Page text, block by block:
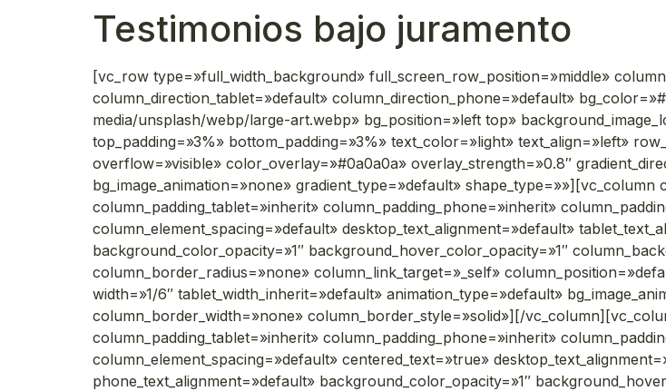
Testimonios bajo juramento
[vc_row type=»full_width_background» full_screen_row_position=»middle»
column_direction_tablet=»default» column_direction_phone=»default»
media/unsplash/webp/large-art.webp» bg_position=»left top»
top_padding=»3%» bottom_padding=»3%» text_color=»light» text_align=»left»
overflow=»visible» color_overlay=»#0a0a0a» overlay_strength=»0.8″
bg_image_animation=»none» gradient_type=»default»
column_padding_tablet=»inherit» column_padding_phone=»inherit»
column_element_spacing=»default» desktop_text_alignment=»default»
background_color_opacity=»1″ background_hover_color_opacity=»1″
column_border_radius=»none» column_link_target=»_self»
width=»1/6″ tablet_width_inherit=»default» animation_type=»default»
column_border_width=»none» column_border_style=»solid»][/
column_padding_tablet=»inherit» column_padding_phone=»inherit»
column_element_spacing=»default» centered_text=»true»
phone_text_alignment=»default» background_color_opacity=»1″